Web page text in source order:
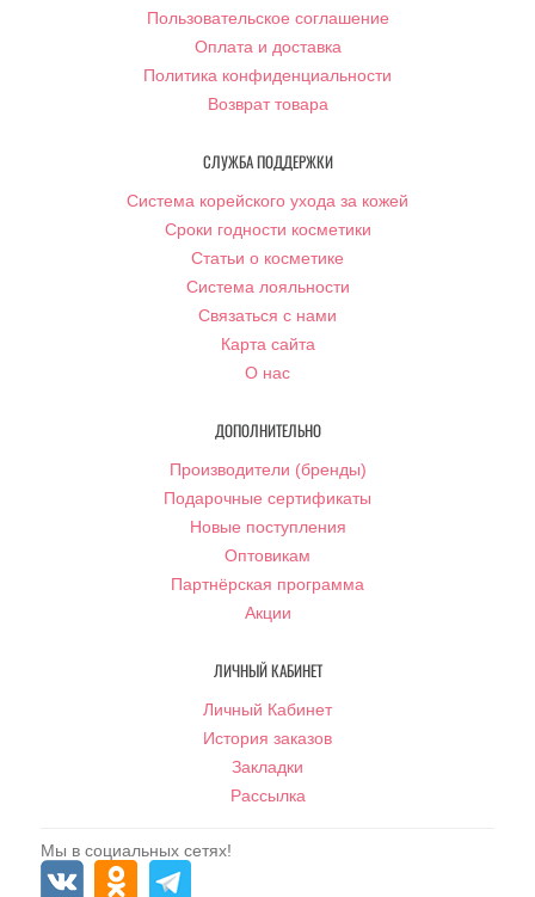
Пользовательское соглашение
Оплата и доставка
Политика конфиденциальности
Возврат товара
СЛУЖБА ПОДДЕРЖКИ
Система корейского ухода за кожей
Сроки годности косметики
Статьи о косметике
Система лояльности
Связаться с нами
Карта сайта
О нас
ДОПОЛНИТЕЛЬНО
Производители (бренды)
Подарочные сертификаты
Новые поступления
Оптовикам
Партнёрская программа
Акции
ЛИЧНЫЙ КАБИНЕТ
Личный Кабинет
История заказов
Закладки
Рассылка
Мы в социальных сетях!